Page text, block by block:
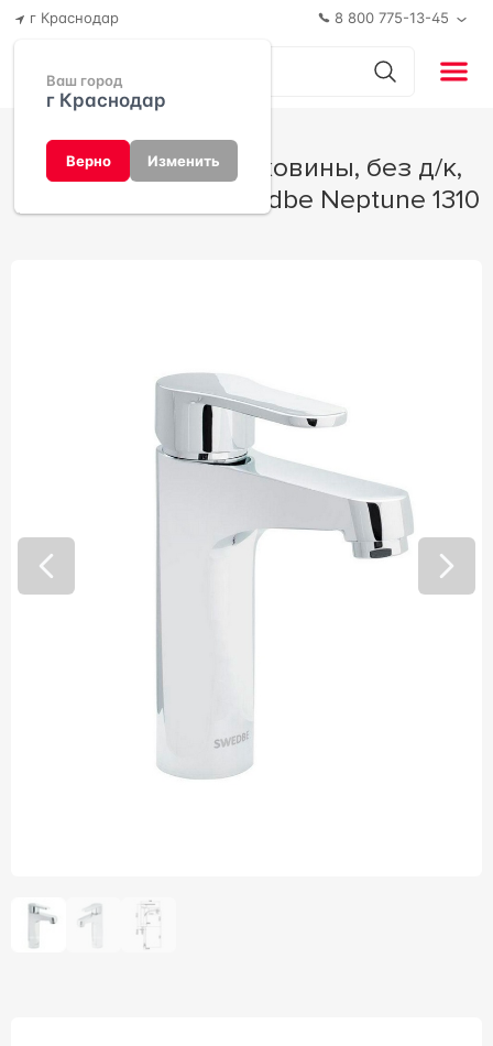
г Краснодар
Ваш город
г Краснодар
Верно Изменить
8 800 775-13-45
(цв. хром), XXZZ Swedbe Neptune 1310